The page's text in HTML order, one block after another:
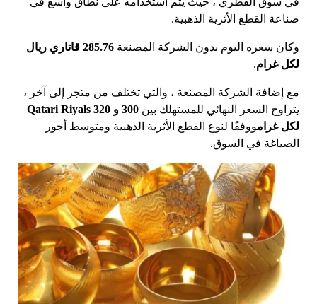
صناعة القطع الأثرية الذهبية.
وكان سعره اليوم بدون الشركة المصنعة
285.76 قاتاري ريال
لكل غرام.
مع إضافة الشركة المصنعة ، والتي تختلف من متجر إلى آخر ،
يتراوح السعر النهائي للمستهلك بين
300 و 320 Qatari Riyals
لكل غرامووفقًا لنوع القطع الأثرية الذهبية ومتوسط ​​أجور
الصياغة في السوق.